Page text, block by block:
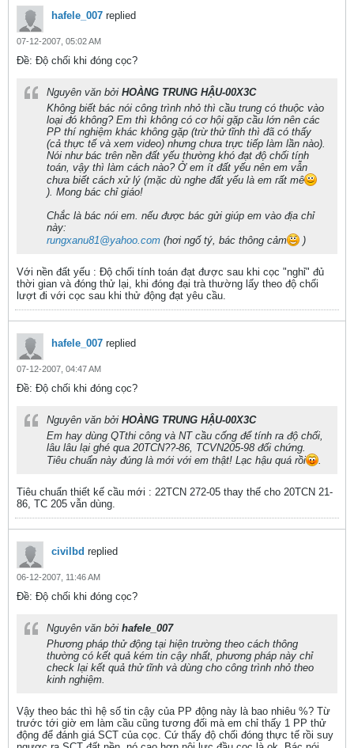
hafele_007 replied
07-12-2007, 05:02 AM
Ðề: Độ chối khi đóng cọc?
Nguyên văn bởi HOÀNG TRUNG HẬU-00X3C
Không biết bác nói công trình nhỏ thì cầu trung có thuộc vào
loại đó không? Em thì không có cơ hội gặp cầu lớn nên các
PP thí nghiệm khác không gặp (trừ thử tĩnh thì đã có thấy
(cả thực tế và xem video) nhưng chưa trực tiếp làm lần nào).
Nói như bác trên nền đất yếu thường khó đạt độ chối tính
toán, vậy thì làm cách nào? Ở em ít đất yếu nên em vẫn
chưa biết cách xử lý (mặc dù nghe đất yếu là em rất mê
). Mong bác chỉ giáo!
Chắc là bác nói em. nếu được bác gửi giúp em vào địa chỉ
này:
rungxanu81@yahoo.com (hơi ngố tý, bác thông cảm )
Với nền đất yếu : Độ chối tính toán đạt được sau khi cọc "nghỉ" đủ
thời gian và đóng thử lại, khi đóng đại trà thường lấy theo độ chối
lượt đi với cọc sau khi thử động đạt yêu cầu.
hafele_007 replied
07-12-2007, 04:47 AM
Ðề: Độ chối khi đóng cọc?
Nguyên văn bởi HOÀNG TRUNG HẬU-00X3C
Em hay dùng QTthi công và NT cầu cống để tính ra độ chối,
lâu lâu lại ghé qua 20TCN??-86, TCVN205-98 đối chứng.
Tiêu chuẩn này đúng là mới với em thật! Lạc hậu quá rồi
.
Tiêu chuẩn thiết kế cầu mới : 22TCN 272-05 thay thế cho 20TCN 21-
86, TC 205 vẫn dùng.
civilbd replied
06-12-2007, 11:46 AM
Ðề: Độ chối khi đóng cọc?
Nguyên văn bởi hafele_007
Phương pháp thử động tại hiện trường theo cách thông
thường có kết quả kém tin cậy nhất, phương pháp này chỉ
check lại kết quả thử tĩnh và dùng cho công trình nhỏ theo
kinh nghiệm.
Vậy theo bác thì hệ số tin cậy của PP động này là bao nhiêu %? Từ
trước tới giờ em làm cầu cũng tương đối mà em chỉ thấy 1 PP thử
động để đánh giá SCT của cọc. Cứ thấy độ chối đóng thực tế rồi suy